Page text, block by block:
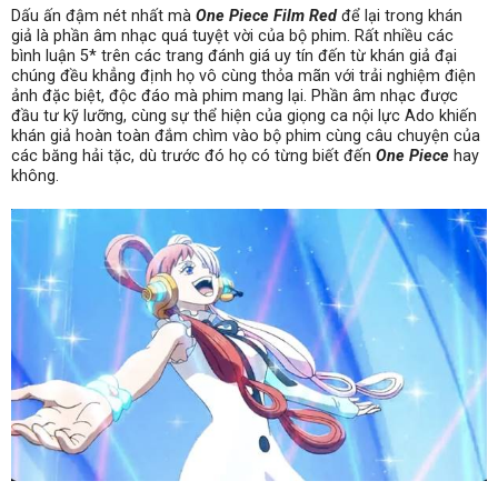
Dấu ấn đậm nét nhất mà One Piece Film Red để lại trong khán
giả là phần âm nhạc quá tuyệt vời của bộ phim. Rất nhiều các
bình luận 5* trên các trang đánh giá uy tín đến từ khán giả đại
chúng đều khẳng định họ vô cùng thỏa mãn với trải nghiệm điện
ảnh đặc biệt, độc đáo mà phim mang lại. Phần âm nhạc được
đầu tư kỹ lưỡng, cùng sự thể hiện của giọng ca nội lực Ado khiến
khán giả hoàn toàn đắm chìm vào bộ phim cùng câu chuyện của
các băng hải tặc, dù trước đó họ có từng biết đến One Piece hay
không.